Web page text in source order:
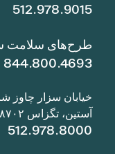
512.978.9015
طرح‌های سلامت
844.800.4693
خیابان سزار چاوز
آستین، تگزاس ۷۸۷۰۲
512.978.8000